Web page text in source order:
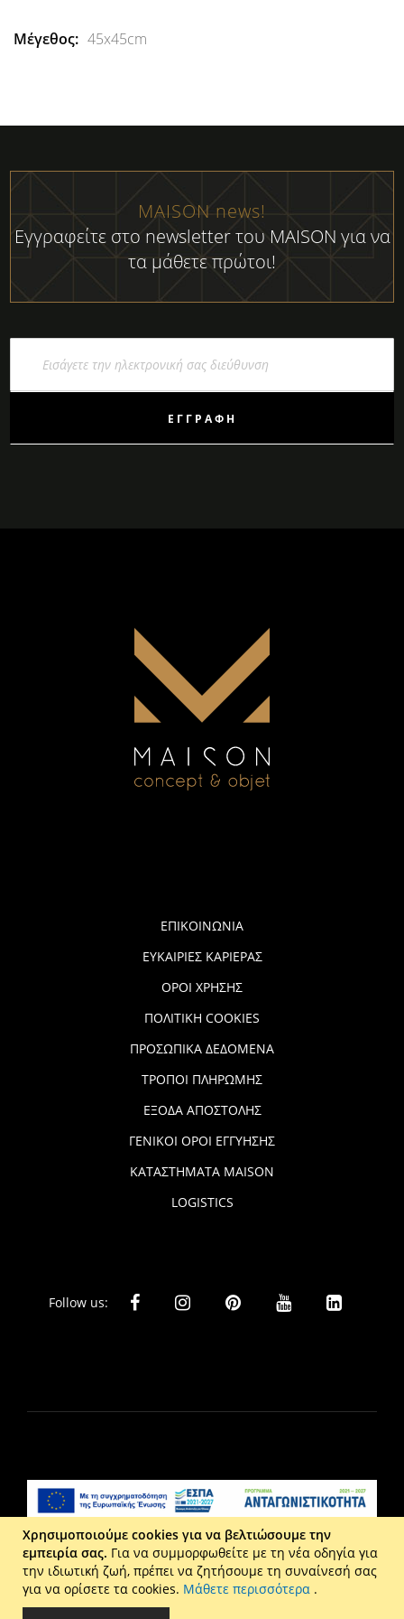
45x45cm
MAISON news!
Εγγραφείτε στο newsletter του MAISON για να
τα μάθετε πρώτοι!
ΕΓΓΡΑΦΉ
ΕΠΙΚΟΙΝΩΝΙΑ
ΕΥΚΑΙΡΙΕΣ ΚΑΡΙΕΡΑΣ
ΟΡΟΙ ΧΡΗΣΗΣ
ΠΟΛΙΤΙΚΗ COOKIES
ΠΡΟΣΩΠΙΚΑ ΔΕΔΟΜΕΝΑ
ΤΡΟΠΟΙ ΠΛΗΡΩΜΗΣ
ΕΞΟΔΑ ΑΠΟΣΤΟΛΗΣ
ΓΕΝΙΚΟΙ ΟΡΟΙ ΕΓΓΥΗΣΗΣ
ΚΑΤΑΣΤΗΜΑΤΑ MAISON
LOGISTICS
Follow us:
Liberta Ε.Π.Ε. - Τ: 2610 201 800 - Ε: eshop@maison.gr -
Γ.Ε.ΜΗ : 036110316000
Copyright © 2026 Maison. All rights reserved.
Χρησιμοποιούμε cookies για να βελτιώσουμε την
εμπειρία σας. Για να συμμορφωθείτε με τη νέα οδηγία για
την ιδιωτική ζωή, πρέπει να ζητήσουμε τη συναίνεσή σας
για να ορίσετε τα cookies. Μάθετε περισσότερα .